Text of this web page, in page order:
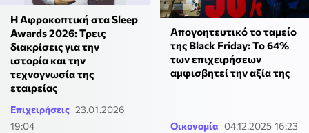
Η Αφροκοπτική στα Sleep
Awards 2026: Τρεις
διακρίσεις για την
ιστορία και την
τεχνογνωσία της
εταιρείας
Επιχειρήσεις 23.01.2026
19:04
Απογοητευτικό το ταμείο
της Black Friday: Το 64%
των επιχειρήσεων
αμφισβητεί την αξία της
Οικονομία 04.12.2025 16:23